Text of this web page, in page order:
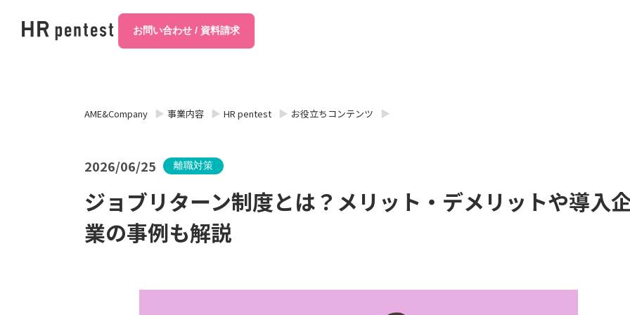
お問い合わせ / 資料請求
AME&Company 事業内容 HR pentest お役立ちコンテンツ
2026/06/25 離職対策
ジョブリターン制度とは？メリット・デメリットや導入
業の事例も解説